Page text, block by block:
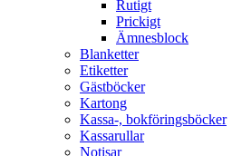
Rutigt
Prickigt
Ämnesblock
Blanketter
Etiketter
Gästböcker
Kartong
Kassa-, bokföringsböcker
Kassarullar
Notisar